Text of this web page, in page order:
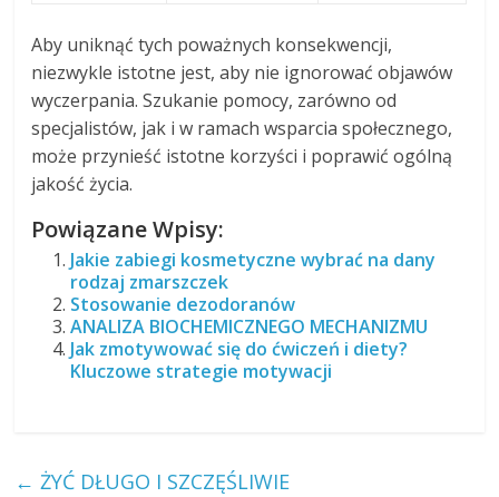
Aby uniknąć tych poważnych konsekwencji,
niezwykle istotne jest, aby nie ignorować objawów
wyczerpania. Szukanie pomocy, zarówno od
specjalistów, jak i w ramach wsparcia społecznego,
może przynieść istotne korzyści i poprawić ogólną
jakość życia.
Powiązane Wpisy:
Jakie zabiegi kosmetyczne wybrać na dany
rodzaj zmarszczek
Stosowanie dezodoranów
ANALIZA BIOCHEMICZNEGO MECHANIZMU
Jak zmotywować się do ćwiczeń i diety?
Kluczowe strategie motywacji
← ŻYĆ DŁUGO I SZCZĘŚLIWIE